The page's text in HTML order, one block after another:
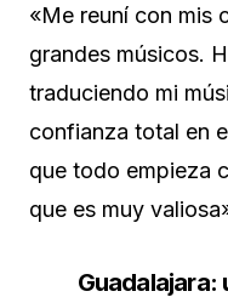
«Me reuní con mis
grandes músicos.
traduciendo mi
confianza total en
que todo empieza
que es muy